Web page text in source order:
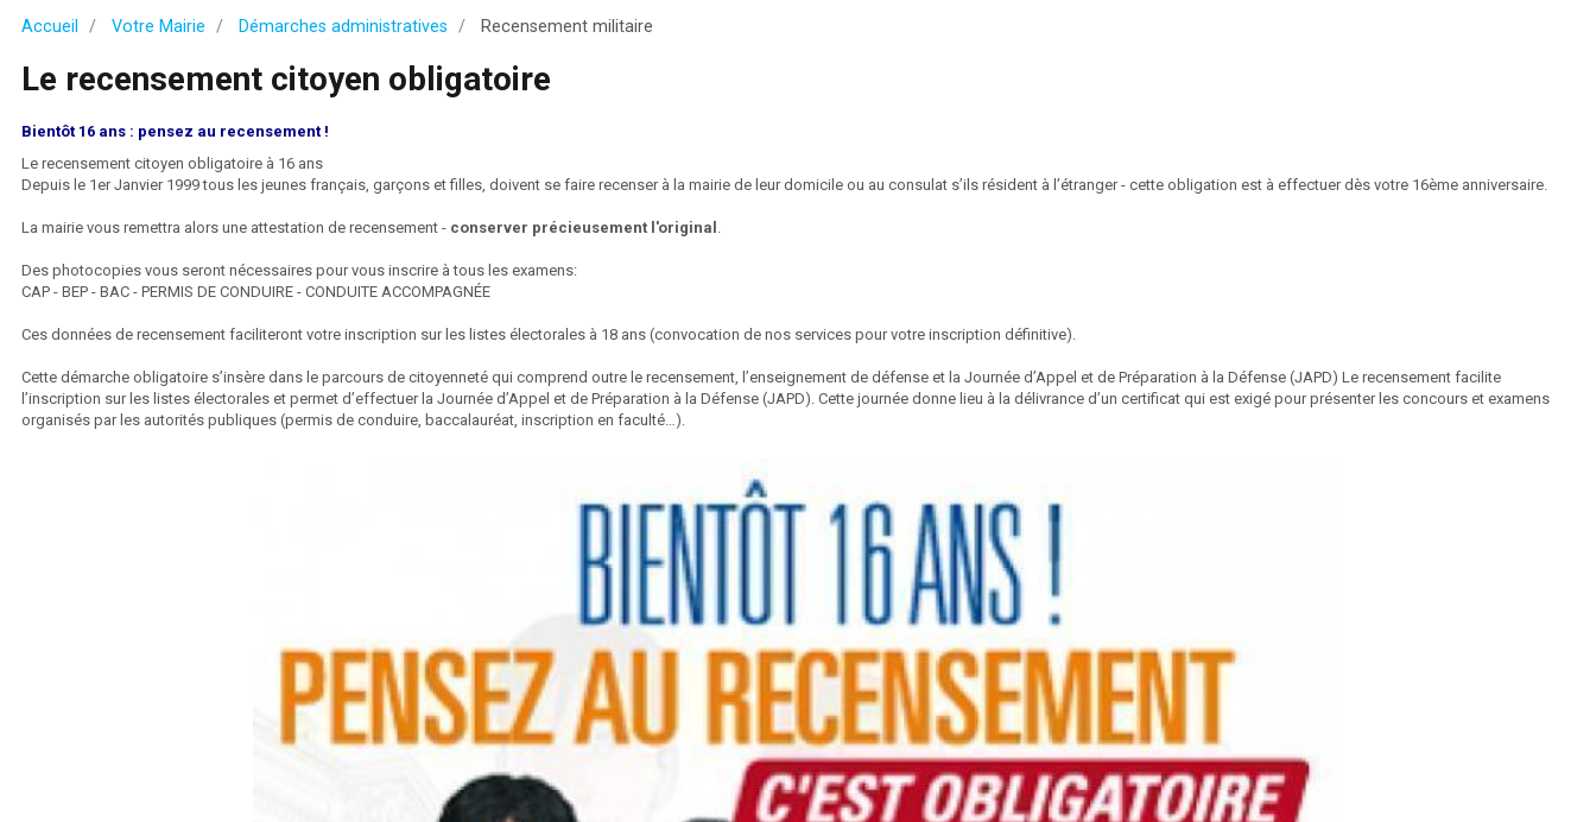
Accueil Votre Mairie Démarches administratives Recensement militaire
Le recensement citoyen obligatoire
Bientôt 16 ans : pensez au recensement !
Le recensement citoyen obligatoire à 16 ans
Depuis le 1er Janvier 1999 tous les jeunes français, garçons et filles, doivent se faire recenser à la mairie de leur domicile ou au consulat s’ils résident à l’étranger - cette obligation est à effectuer dès votre 16ème anniversaire.
La mairie vous remettra alors une attestation de recensement - conserver précieusement l'original .
Des photocopies vous seront nécessaires pour vous inscrire à tous les examens:
CAP - BEP - BAC - PERMIS DE CONDUIRE - CONDUITE ACCOMPAGNÉE
Ces données de recensement faciliteront votre inscription sur les listes électorales à 18 ans (convocation de nos services pour votre inscription définitive).
Cette démarche obligatoire s’insère dans le parcours de citoyenneté qui comprend outre le recensement, l’enseignement de défense et la Journée d’Appel et de Préparation à la Défense (JAPD) Le recensement facilite
l’inscription sur les listes électorales et permet d’effectuer la Journée d’Appel et de Préparation à la Défense (JAPD). Cette journée donne lieu à la délivrance d’un certificat qui est exigé pour présenter les concours et examens
organisés par les autorités publiques (permis de conduire, baccalauréat, inscription en faculté…).